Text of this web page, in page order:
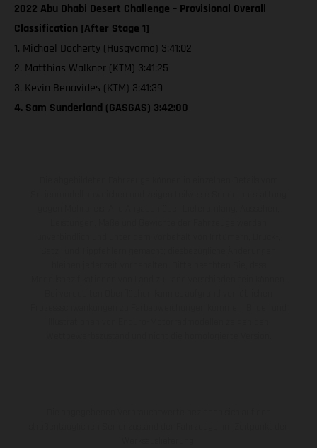
2022 Abu Dhabi Desert Challenge – Provisional Overall
Classification [After Stage 1]
1. Michael Docherty (Husqvarna) 3:41:02
2. Matthias Walkner (KTM) 3:41:25
3. Kevin Benavides (KTM) 3:41:39
4. Sam Sunderland (GASGAS) 3:42:00